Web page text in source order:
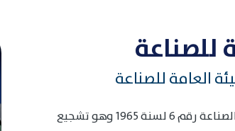
للصناعة
العامة للصناعة
انطلاقا من الهدف المنصوص عليه في قانون الصناعة رقم 6 لسنة 1965 وهو تشجيع